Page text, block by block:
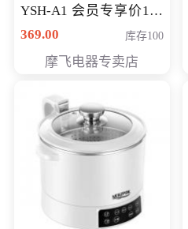
YSH-A1 会员专享价198
元
369.00 库存100
摩飞电器专卖店